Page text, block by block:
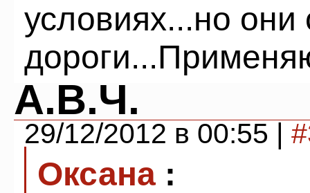
условиях...но
А.В.Ч.
29/12/2012 в 00:55 |
Оксана :